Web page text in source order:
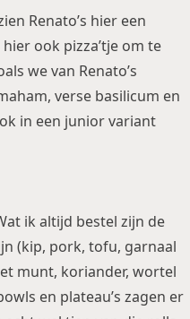
Renato’s hier een
ook pizza’tje om te
we van Renato’s
verse basilicum en
in een junior variant
ik altijd bestel zijn de
(kip, pork, tofu, garnaal
munt, koriander, wortel
en plateau’s zagen er